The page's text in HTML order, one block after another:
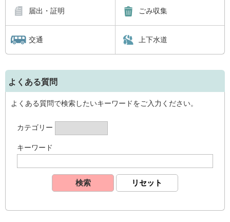
届出・証明 ごみ収集
交通 上下水道
よくある質問
よくある質問で検索したいキーワードをご入力ください。
カテゴリー
キーワード